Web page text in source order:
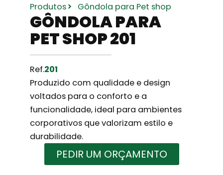
Produtos Gôndola para Pet shop
GÔNDOLA PARA
PET SHOP 201
Ref.201
Produzido com qualidade e design
voltados para o conforto e a
funcionalidade, ideal para ambientes
corporativos que valorizam estilo e
durabilidade.
PEDIR UM ORÇAMENTO